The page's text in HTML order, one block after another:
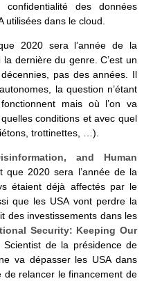
des données
utilisées dans le cloud.
2020 sera l’année de la
dernière du genre. C’est un
pas des années. Il
la question n’étant
mais où l’on va
conditions et avec quel
trottinettes, …).
and Human
que 2020 sera l’année de la
étaient déjà affectés par le
que les USA vont perdre la
des investissements dans les
Security: Keeping Our
Scientist de la présidence de
va dépasser les USA dans
de relancer le financement de